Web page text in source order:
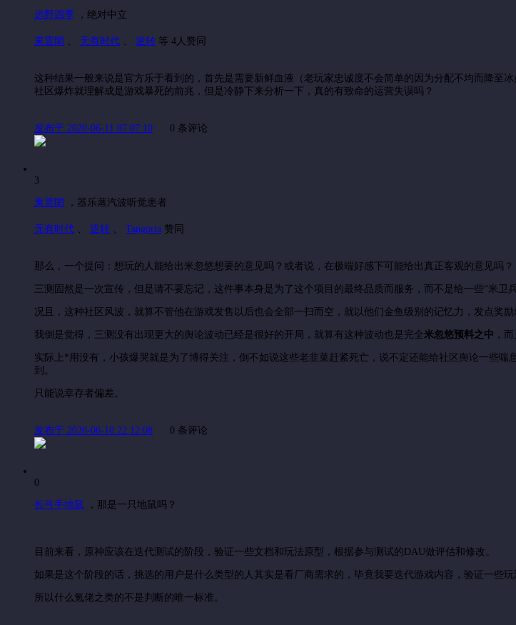
远野四季 ， 绝对中立
東雲閑 无有时代 逆转 等 4人赞同
这种结果一般来说是官方乐于看到的，首先是需要新鲜血液（老玩家忠诚度不会简单的因为分配不均而降至
社区爆炸就理解成是游戏暴死的前兆，但是冷静下来分析一下，真的有致命的运营失误吗？
发布于 2020-06-11 07:07:10 0 条评论
3
東雲閑 ， 器乐蒸汽波听觉患者
无有时代 逆转 Tangoria 赞同
那么，一个提问：想玩的人能给出米忽悠想要的意见吗？或者说，在极端好感下可能给出真正客观的意见吗？
三测固然是一次宣传，但是请不要忘记，这件事本身是为了这个项目的最终品质而服务，而不是给一些“米卫兵
况且，这种社区风波，就算不管他在游戏发售以后也会全部一扫而空，就以他们金鱼级别的记忆力，发点奖
我倒是觉得，三测没有出现更大的舆论波动已经是很好的开局，就算有这种波动也是完全米忽悠预料之中 ，
实际上*用没有，小孩爆哭就是为了博得关注，倒不如说这些老韭菜赶紧死亡，说不定还能给社区舆论一些
到。
只能说幸存者偏差。
发布于 2020-06-10 22:12:08 0 条评论
0
长弓手地鼠 ， 那是一只地鼠吗？
目前来看，原神应该在迭代测试的阶段，验证一些文档和玩法原型，根据参与测试的DAU做评估和修改。
如果是这个阶段的话，挑选的用户是什么类型的人其实是看厂商需求的，毕竟我要迭代游戏内容，验证一些
所以什么氪佬之类的不是判断的唯一标准。